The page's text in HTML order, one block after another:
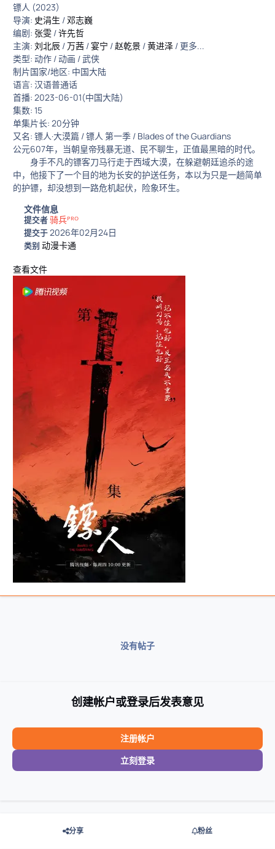
镖人 (2023)
导演: 史涓生 /邓志巍
编剧: 张雯 /许先哲
主演: 刘北辰 /万茜 /宴宁 /赵乾景 /黄进泽 / 更多...
类型: 动作 / 动画 / 武侠
制片国家/地区: 中国大陆
语言: 汉语普通话
首播: 2023-06-01(中国大陆)
集数: 15
单集片长: 20分钟
又名: 镖人·大漠篇 / 镖人 第一季 / Blades of the Guardians
公元607年，当朝皇帝残暴无道、民不聊生，正值最黑暗的时代。
身手不凡的镖客刀马行走于西域大漠，在躲避朝廷追杀的途
中，他接下了一个目的地为长安的护送任务，本以为只是一趟简单
的护镖，却没想到一路危机起伏，险象环生。
文件信息
提交者骑兵ᴾᴿᴼ
提交于2026年02月24日
类别动漫卡通
查看文件
没有帖子
创建帐户或登录后发表意见
注册帐户
立刻登录
分享 粉丝